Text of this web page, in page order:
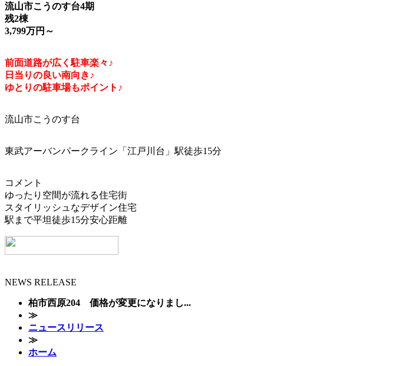
流山市こうのす台4期
残2棟
3,799万円～
前面道路が広く駐車楽々♪
日当りの良い南向き♪
ゆとりの駐車場もポイント♪
流山市こうのす台
東武アーバンパークライン「江戸川台」駅徒歩15分
コメント
ゆったり空間が流れる住宅街
スタイリッシュなデザイン住宅
駅まで平坦徒歩15分安心距離
NEWS RELEASE
柏市西原204 価格が変更になりまし...
≫
ニュースリリース
≫
ホーム